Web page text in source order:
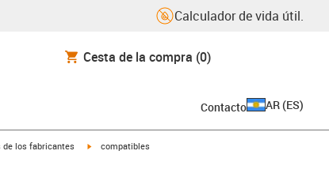
Calculador de vida útil.
Cesta de la compra (0)
Contacto AR (ES)
de los fabricantes igus-icon-arrow-right
compatibles